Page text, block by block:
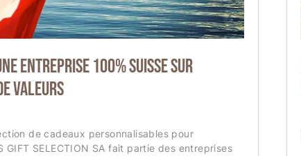
une entreprise 100% suisse sur
valeurs
de cadeaux personnalisables pour
SELECTION SA fait partie des entreprises